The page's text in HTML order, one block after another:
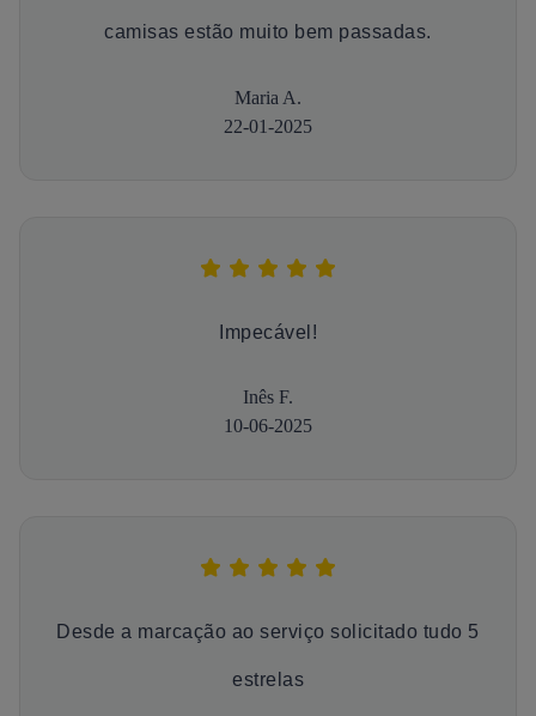
camisas estão muito bem passadas.
Maria A.
22-01-2025
Impecável!
Inês F.
10-06-2025
Desde a marcação ao serviço solicitado tudo 5
estrelas